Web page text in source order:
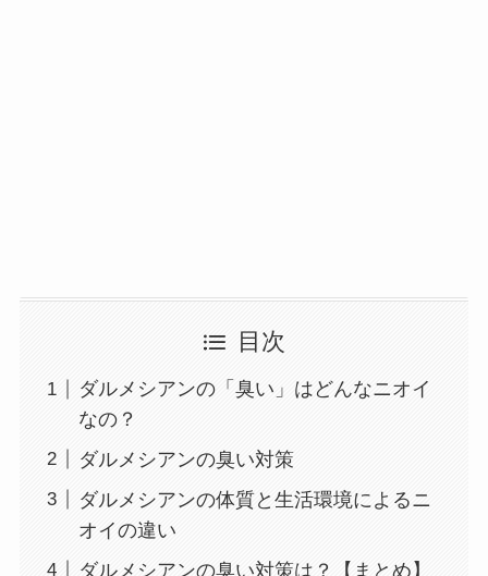
目次
ダルメシアンの「臭い」はどんなニオイ
なの？
ダルメシアンの臭い対策
ダルメシアンの体質と生活環境によるニ
オイの違い
ダルメシアンの臭い対策は？【まとめ】